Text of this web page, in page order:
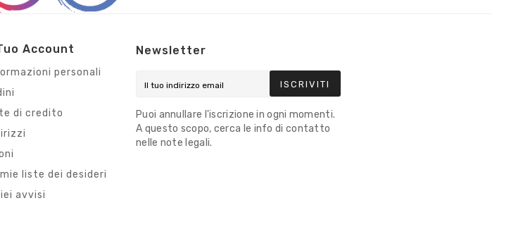
Account
personali
di credito
mie liste dei desideri
avvisi
Newsletter
ISCRIVITI
Puoi annullare l'iscrizione in ogni momenti.
A questo scopo, cerca le info di contatto
nelle note legali.